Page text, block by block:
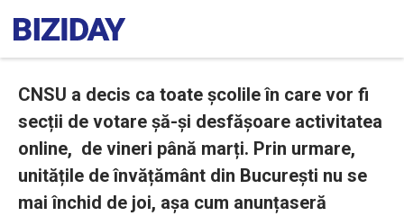
CNSU a decis ca toate școlile în care vor fi
secții de votare șă-și desfășoare activitatea
online, de vineri până marți. Prin urmare,
unitățile de învățământ din București nu se
mai închid de joi, așa cum anunțaseră